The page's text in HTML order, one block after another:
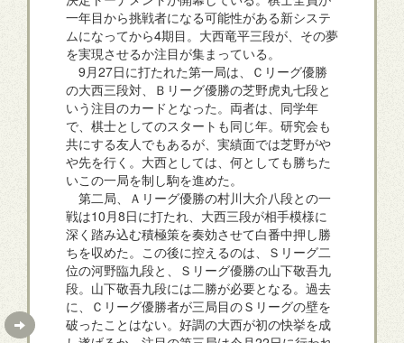
一年目から挑戦者になる可能性がある新システ
ムになってから4期目。大西竜平三段が、その夢
を実現させるか注目が集まっている。
9月27日に打たれた第一局は、Ｃリーグ優勝
の大西三段対、Ｂリーグ優勝の芝野虎丸七段と
いう注目のカードとなった。両者は、同学年
で、棋士としてのスタートも同じ年。研究会も
共にする友人でもあるが、実績面では芝野がや
や先を行く。大西としては、何としても勝ちた
いこの一局を制し駒を進めた。
第二局、Ａリーグ優勝の村川大介八段との一
戦は10月8日に打たれ、大西三段が相手模様に
深く踏み込む積極策を奏効させて白番中押し勝
ちを収めた。この後に控えるのは、Ｓリーグ二
位の河野臨九段と、Ｓリーグ優勝の山下敬吾九
段。山下敬吾九段には二勝が必要となる。過去
に、Ｃリーグ優勝者が三局目のＳリーグの壁を
破ったことはない。好調の大西が初の快挙を成